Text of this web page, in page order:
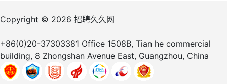
Copyright © 2026 招聘久久网
+86(0)20-37303381 Office 1508B, Tian he commercial
building, 8 Zhongshan Avenue East, Guangzhou, China